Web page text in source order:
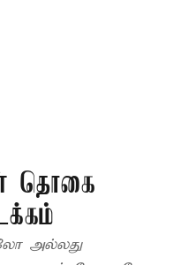
தொகை
அல்லது